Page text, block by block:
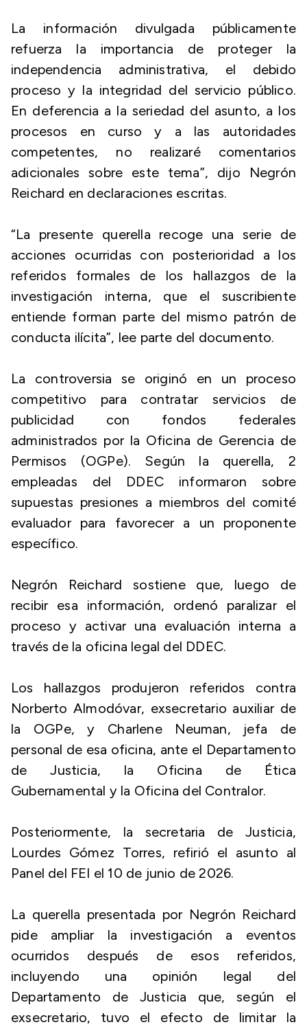
La información divulgada públicamente
refuerza la importancia de proteger la
independencia administrativa, el debido
proceso y la integridad del servicio público.
En deferencia a la seriedad del asunto, a los
procesos en curso y a las autoridades
competentes, no realizaré comentarios
adicionales sobre este tema”, dijo Negrón
Reichard en declaraciones escritas.
“La presente querella recoge una serie de
acciones ocurridas con posterioridad a los
referidos formales de los hallazgos de la
investigación interna, que el suscribiente
entiende forman parte del mismo patrón de
conducta ilícita”, lee parte del documento.
La controversia se originó en un proceso
competitivo para contratar servicios de
publicidad con fondos federales
administrados por la Oficina de Gerencia de
Permisos (OGPe). Según la querella, 2
empleadas del DDEC informaron sobre
supuestas presiones a miembros del comité
evaluador para favorecer a un proponente
específico.
Negrón Reichard sostiene que, luego de
recibir esa información, ordenó paralizar el
proceso y activar una evaluación interna a
través de la oficina legal del DDEC.
Los hallazgos produjeron referidos contra
Norberto Almodóvar, exsecretario auxiliar de
la OGPe, y Charlene Neuman, jefa de
personal de esa oficina, ante el Departamento
de Justicia, la Oficina de Ética
Gubernamental y la Oficina del Contralor.
Posteriormente, la secretaria de Justicia,
Lourdes Gómez Torres, refirió el asunto al
Panel del FEI el 10 de junio de 2026.
La querella presentada por Negrón Reichard
pide ampliar la investigación a eventos
ocurridos después de esos referidos,
incluyendo una opinión legal del
Departamento de Justicia que, según el
exsecretario, tuvo el efecto de limitar la